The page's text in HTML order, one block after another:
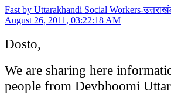
Fast by Uttarakhandi Social Workers-
August 26, 2011, 03:22:18 AM
Dosto,
We are sharing here
people from Devbhoomi